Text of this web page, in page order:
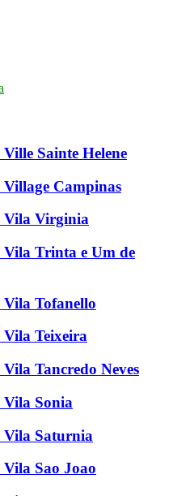
Sainte Helene
Campinas
Vila Virginia
Vila Trinta e Um de
Vila Tofanello
Vila Teixeira
Tancredo Neves
Vila Sonia
Vila Saturnia
Sao Joao